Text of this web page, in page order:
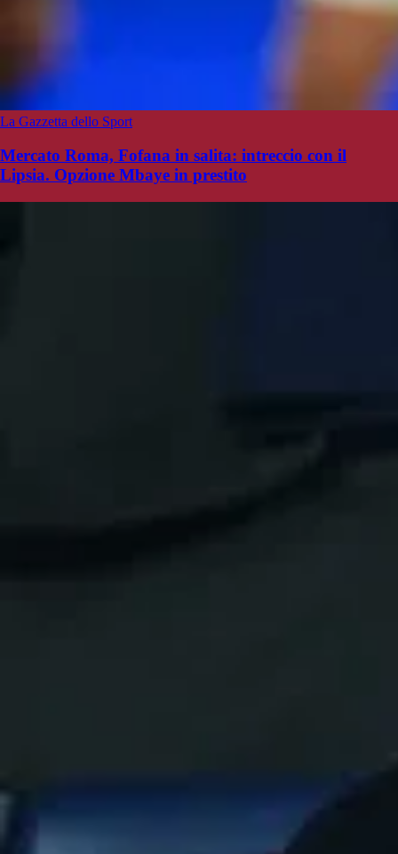
La Gazzetta dello Sport
Mercato Roma, Fofana in salita: intreccio con il
Lipsia. Opzione Mbaye in prestito